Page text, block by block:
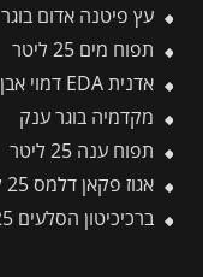
עץ פיטנה אדום בוגר
תפוח מים 25 ליטר
אדנית EDA דמוי אבן | מידות 78.5X29.5X60 ס"מ | אפור בהיר
מקדמיה בוגר ענק
תפוח ענה 25 ליטר
אגוז פקאן דלמס 25 ליטר
ברכיכיטון הסלעים 25 ליטר